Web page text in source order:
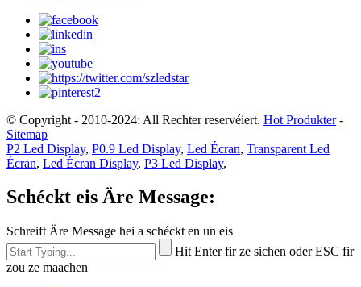
© Copyright - 2010-2024: All Rechter reservéiert. Hot Produkter-
Sitemap
P2 Led Display, P0.9 Led Display, Led Écran, Transparent Led
Écran, Led Écran Display, P3 Led Display,
Schéckt eis Äre Message:
Schreift Äre Message hei a schéckt en un eis
Hit Enter fir ze sichen oder ESC fir
zou ze maachen